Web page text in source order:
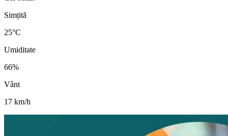
Simțită
25°C
Umiditate
66%
Vânt
17 km/h